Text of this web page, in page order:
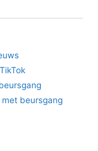
TikTok
beursgang